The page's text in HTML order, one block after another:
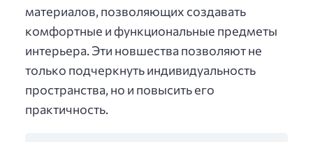
материалов, позволяющих создавать
комфортные и функциональные предметы
интерьера. Эти новшества позволяют не
только подчеркнуть индивидуальность
пространства, но и повысить его
практичность.